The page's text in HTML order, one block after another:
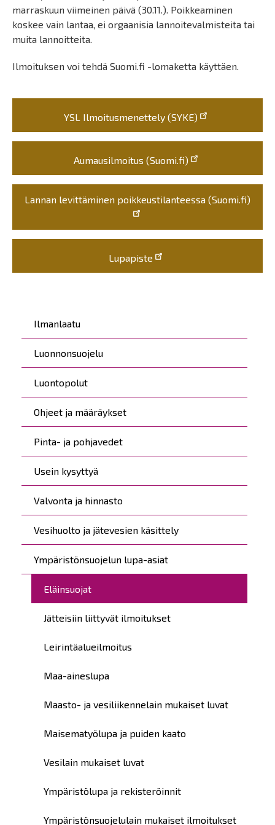
Päävalikko
Ilmanlaatu
Luonnonsuojelu
Luontopolut
Ohjeet ja määräykset
Pinta- ja pohjavedet
Usein kysyttyä
Valvonta ja hinnasto
Vesihuolto ja jätevesien käsittely
Ympäristönsuojelun lupa-asiat
Eläinsuojat
Jätteisiin liittyvät ilmoitukset
Leirintäalueilmoitus
Maa-aineslupa
Maasto- ja vesiliikennelain mukaiset luvat
Maisematyölupa ja puiden kaato
Vesilain mukaiset luvat
Ympäristölupa ja rekisteröinnit
Ympäristönsuojelulain mukaiset ilmoitukset
marraskuun viimeinen päivä (30.11.). Poikkeaminen
koskee vain lantaa, ei orgaanisia lannoitevalmisteita tai
muita lannoitteita.
Ilmoituksen voi tehdä Suomi.fi -lomaketta käyttäen.
YSL Ilmoitusmenettely (SYKE)
Aumausilmoitus (Suomi.fi)
Lannan levittäminen poikkeustilanteessa (Suomi.fi)
Lupapiste